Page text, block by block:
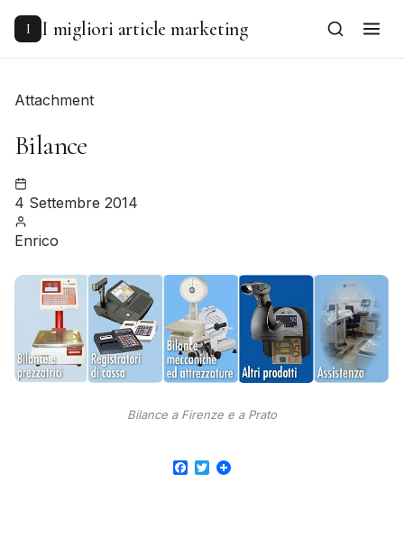
content
I I migliori article marketing
Attachment
Bilance
4 Settembre 2014
Enrico
Bilance a Firenze e a Prato
Facebook
Twitter